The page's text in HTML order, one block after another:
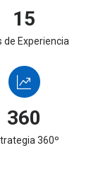
15
de Experiencia
360
360º